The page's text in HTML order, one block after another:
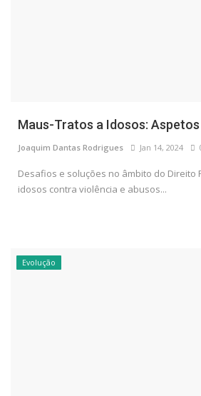
Maus-Tratos a Idosos:
Joaquim Dantas Rodrigues Jan 14, 2024
Desafios e soluções no âmbito do Direito
idosos contra violência e abusos...
Evolução